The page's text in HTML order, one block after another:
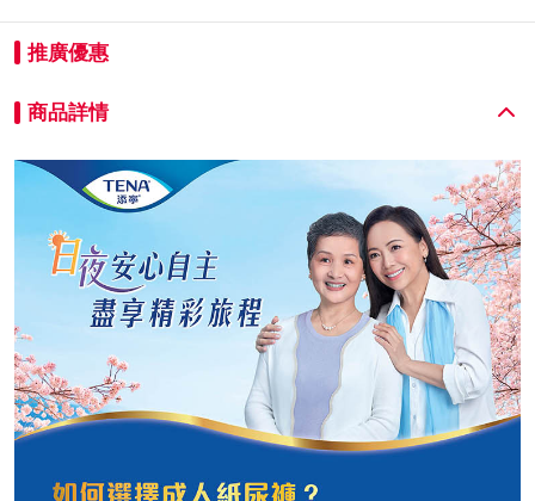
推廣優惠
商品詳情